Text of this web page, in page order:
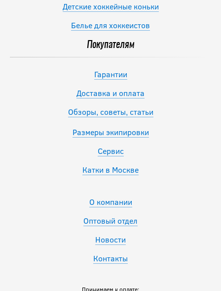
Детские хоккейные коньки
Белье для хоккеистов
Покупателям
Гарантии
Доставка и оплата
Обзоры, советы, статьи
Размеры экипировки
Сервис
Катки в Москве
О компании
Оптовый отдел
Новости
Контакты
Принимаем к оплате: